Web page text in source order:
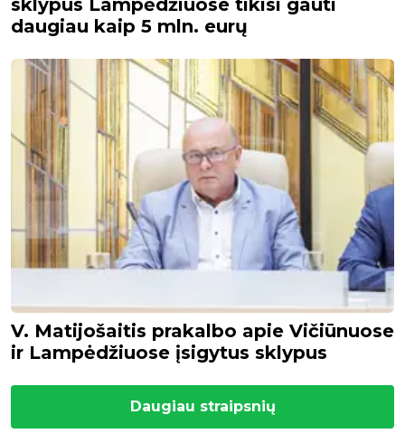
sklypus Lampėdžiuose tikisi gauti
daugiau kaip 5 mln. eurų
V. Matijošaitis prakalbo apie Vičiūnuose
ir Lampėdžiuose įsigytus sklypus
Daugiau straipsnių